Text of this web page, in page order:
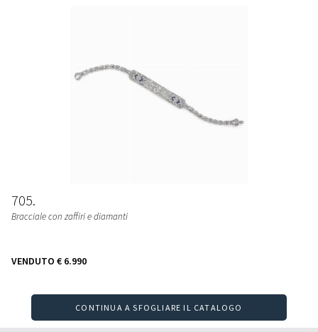
705
Bracciale con zaffiri e diamanti
VENDUTO € 6.990
CONTINUA A SFOGLIARE IL CATALOGO